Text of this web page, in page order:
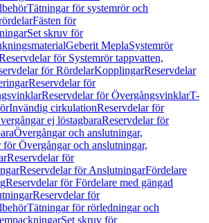
Tätningar för systemrör och
Fästen för
Set skruv för
Geberit MeplaSystemrör
för Systemrör tappvatten,
för RördelarKopplingarReservdelar
Reservdelar för
Reservdelar för ÖvergångsvinklarT-
Invändig cirkulationReservdelar för
ej löstagbaraReservdelar för
Övergångar och anslutningar,
för Övergångar och anslutningar,
Reservdelar för
Reservdelar för AnslutningarFördelare
Reservdelar för Fördelare med gängad
Reservdelar för
Tätningar för rörledningar och
Set skruv för